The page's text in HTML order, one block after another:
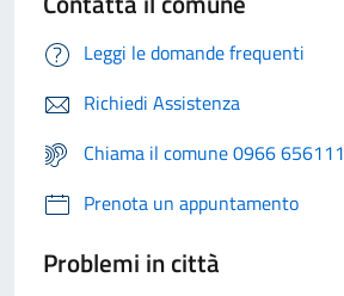
Leggi le domande frequenti
Richiedi Assistenza
Chiama il comune 0966 656111
Prenota un appuntamento
Problemi in città